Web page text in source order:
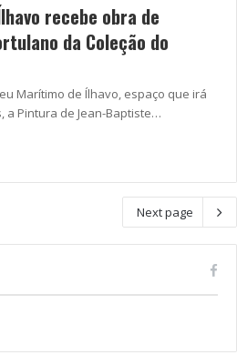
recebe obra de
da Coleção do
Marítimo de Ílhavo, espaço que irá
a Pintura de Jean-Baptiste…
Next page